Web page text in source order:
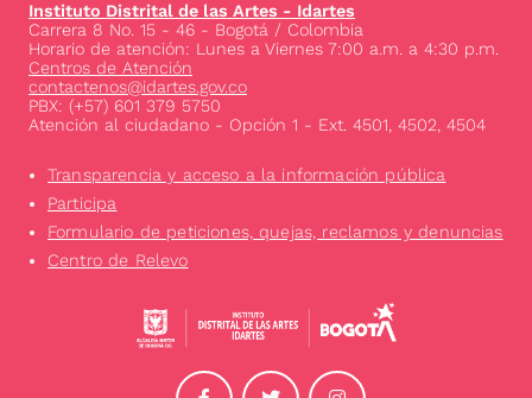
Instituto Distrital de las Artes - Idartes
Carrera 8 No. 15 - 46 - Bogotá / Colombia
Horario de atención: Lunes a Viernes 7:00 a.m. a 4:30 p.m.
Centros de Atención
contactenos@idartes.gov.co
PBX: (+57) 601 379 5750
Atención al ciudadano - Opción 1 - Ext. 4501, 4502, 4504
Transparencia y acceso a la información pública
Participa
Formulario de peticiones, quejas, reclamos y denuncias
Centro de Relevo